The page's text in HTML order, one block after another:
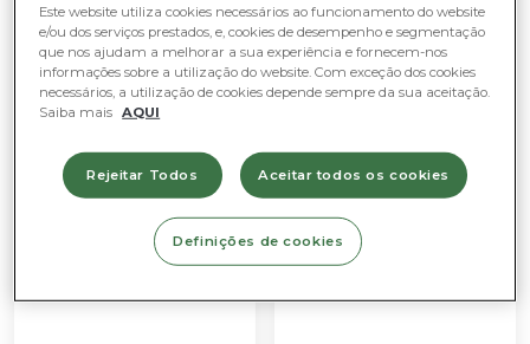
Aloé Vera – Aloe
Catos e Suculentas
Planta Jade –
Este website utiliza cookies necessários ao funcionamento do website
e/ou dos serviços prestados, e, cookies de desempenho e segmentação
que nos ajudam a melhorar a sua experiência e fornecem-nos
informações sobre a utilização do website. Com exceção dos cookies
necessários, a utilização de cookies depende sempre da sua aceitação.
Saiba mais AQUI
Rejeitar Todos Aceitar todos os cookies
Definições de cookies